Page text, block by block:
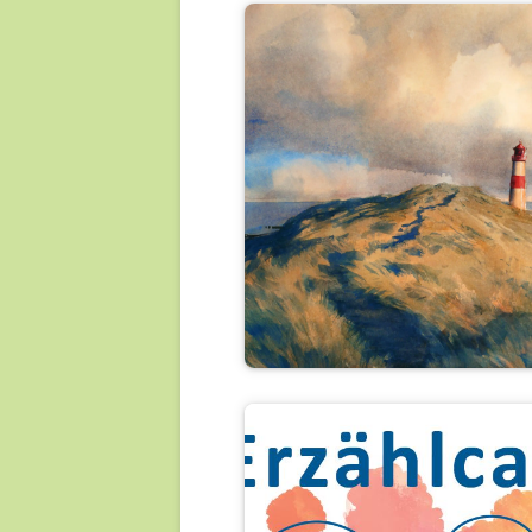
wasserfarbenlicht
ist bis zum 27.08.2026 zu
Es gibt zusätzliche
Öffnungszeiten.
Mehr dazu
Erzählcafé